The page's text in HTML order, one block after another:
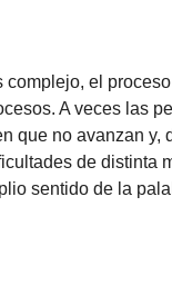
complejo, el
A veces las
que no avanzan y,
de distinta
sentido de la
un psicólogo a un